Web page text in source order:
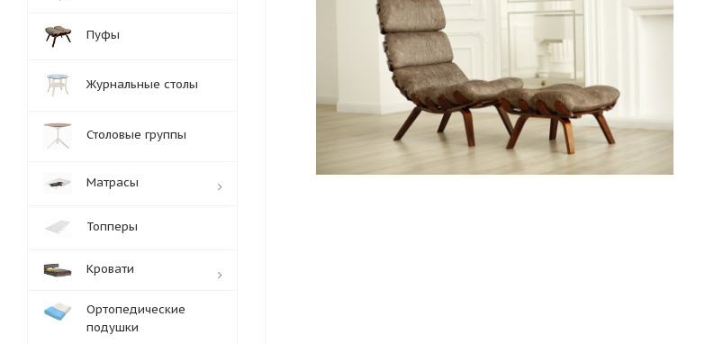
Пуфы
Журнальные столы
Столовые группы
Матрасы
Топперы
Кровати
Ортопедические
подушки